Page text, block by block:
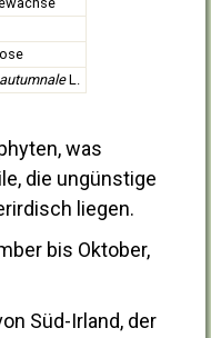
L.
was
die ungünstige
liegen.
bis Oktober,
Süd-Irland, der